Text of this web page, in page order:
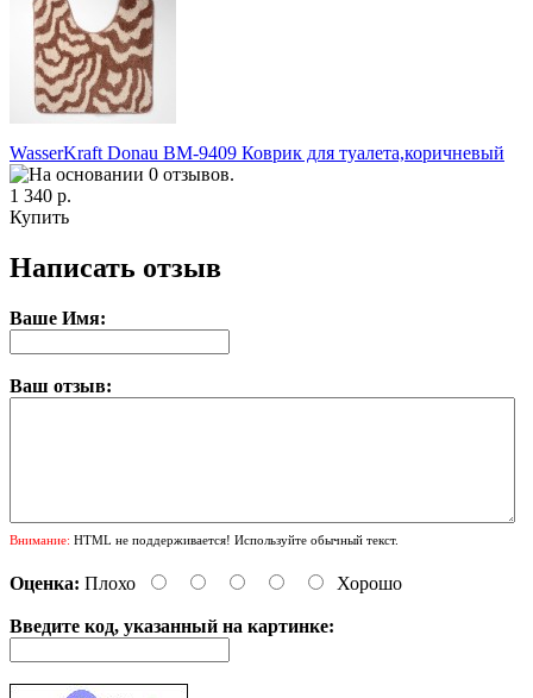
WasserKraft Donau BM-9409 Коврик для туалета,коричневый
1 340 р.
Купить
Написать отзыв
Ваше Имя:
Ваш отзыв:
Внимание: HTML не поддерживается! Используйте обычный текст.
Оценка: Плохо Хорошо
Введите код, указанный на картинке: